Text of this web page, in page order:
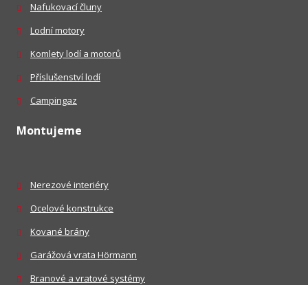
Nafukovací čluny
Lodní motory
Komlety lodí a motorů
Příslušenství lodí
Campingaz
Montujeme
Nerezové interiéry
Ocelové konstrukce
Kované brány
Garážová vrata Hörmann
Branové a vratové systémy